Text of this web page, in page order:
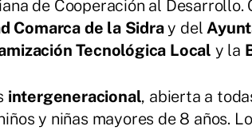
de Cooperación al Desarrollo.
Comarca de la Sidray del
Tecnológica Local y la
intergeneracional, abierta a
y niñas mayores de 8 años.